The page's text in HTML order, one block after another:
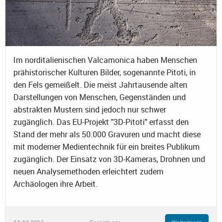
Im norditalienischen Valcamonica haben Menschen
prähistorischer Kulturen Bilder, sogenannte Pitoti, in
den Fels gemeißelt. Die meist Jahrtausende alten
Darstellungen von Menschen, Gegenständen und
abstrakten Mustern sind jedoch nur schwer
zugänglich. Das EU-Projekt "3D-Pitoti" erfasst den
Stand der mehr als 50.000 Gravuren und macht diese
mit moderner Medientechnik für ein breites Publikum
zugänglich. Der Einsatz von 3D-Kameras, Drohnen und
neuen Analysemethoden erleichtert zudem
Archäologen ihre Arbeit.